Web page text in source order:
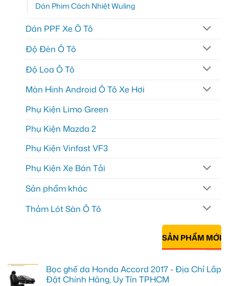
Dán Phim Cách Nhiệt Wuling
Dán PPF Xe Ô Tô
Độ Đèn Ô Tô
Độ Loa Ô Tô
Màn Hình Android Ô Tô Xe Hơi
Phụ Kiện Limo Green
Phụ Kiện Mazda 2
Phụ Kiện Vinfast VF3
Phụ Kiện Xe Bán Tải
Sản phẩm khác
Thảm Lót Sàn Ô Tô
SẢN PHẨM MỚI
Bọc ghế da Honda Accord 2017 - Địa Chỉ Lắp
Đặt Chính Hãng, Uy Tín TPHCM